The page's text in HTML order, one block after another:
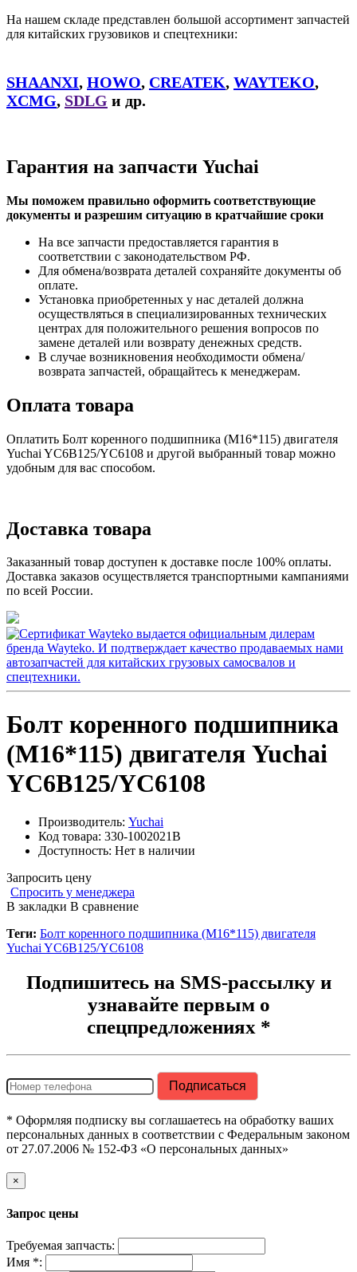
На нашем складе представлен большой ассортимент запчастей
для китайских грузовиков и спецтехники:
SHAANXI, HOWO, CREATEK, WAYTEKO,
XCMG, SDLG и др.
Гарантия на запчасти Yuchai
Мы поможем правильно оформить соответствующие
документы и разрешим ситуацию в кратчайшие сроки
На все запчасти предоставляется гарантия в
соответствии с законодательством РФ.
Для обмена/возврата деталей сохраняйте документы об
оплате.
Установка приобретенных у нас деталей должна
осуществляться в специализированных технических
центрах для положительного решения вопросов по
замене деталей или возврату денежных средств.
В случае возникновения необходимости обмена/
возврата запчастей, обращайтесь к менеджерам.
Оплата товара
Оплатить Болт коренного подшипника (M16*115) двигателя
Yuchai YC6B125/YC6108 и другой выбранный товар можно
удобным для вас способом.
Доставка товара
Заказанный товар доступен к доставке после 100% оплаты.
Доставка заказов осуществляется транспортными кампаниями
по всей России.
Болт коренного подшипника
(M16*115) двигателя Yuchai
YC6B125/YC6108
Производитель: Yuchai
Код товара: 330-1002021B
Доступность: Нет в наличии
Запросить цену
Спросить у менеджера
В закладки В сравнение
Теги: Болт коренного подшипника (M16*115) двигателя
Yuchai YC6B125/YC6108
Подпишитесь на SMS-рассылку и
узнавайте первым о
спецпредложениях *
* Оформляя подписку вы соглашаетесь на обработку ваших
персональных данных в соответствии с Федеральным законом
от 27.07.2006 № 152-ФЗ «О персональных данных»
×
Запрос цены
Требуемая запчасть:
Имя *: